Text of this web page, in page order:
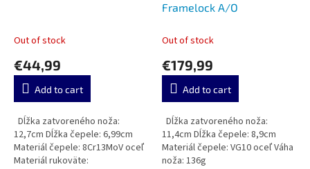
Out of stock
€44,99
Add to cart
Dĺžka zatvoreného noža:
12,7cm Dĺžka čepele: 6,99cm
Materiál čepele: 8Cr13MoV oceľ
Materiál rukoväte:
Framelock A/O
Out of stock
€179,99
Add to cart
Dĺžka zatvoreného noža:
11,4cm Dĺžka čepele: 8,9cm
Materiál čepele: VG10 oceľ Váha
noža: 136g